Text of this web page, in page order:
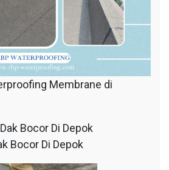
Membrane di
Bocor Di Depok